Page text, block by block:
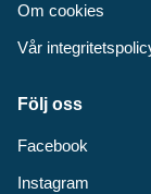
Om cookies
Vår
Följ oss
Facebook
Instagram